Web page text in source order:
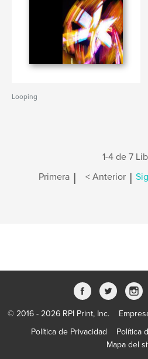
Looping
1-4 de 7
Primera | < Anterior |
© 2016 - 2026 RPI Print, Inc.
Política de Privacidad
Política
Mapa del